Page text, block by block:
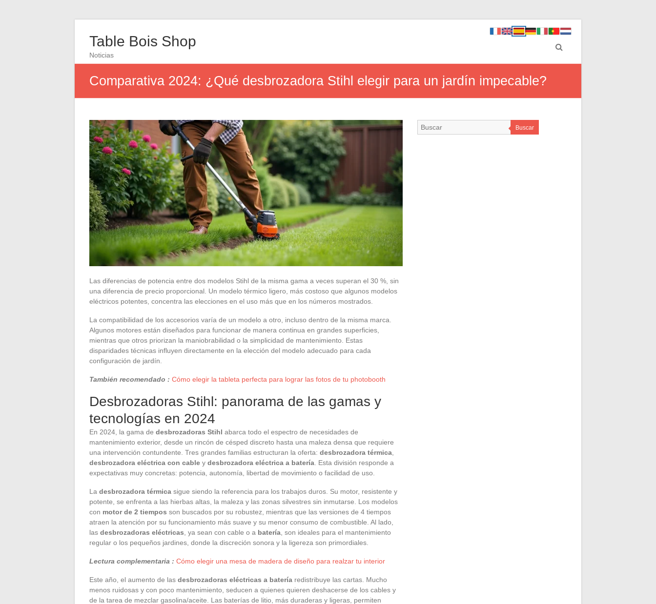
Table Bois Shop
Noticias
Comparativa 2024: ¿Qué desbrozadora Stihl elegir para un jardín impecable?
Las diferencias de potencia entre dos modelos Stihl de la misma gama a veces superan el 30 %, sin
una diferencia de precio proporcional. Un modelo térmico ligero, más costoso que algunos modelos
eléctricos potentes, concentra las elecciones en el uso más que en los números mostrados.
La compatibilidad de los accesorios varía de un modelo a otro, incluso dentro de la misma marca.
Algunos motores están diseñados para funcionar de manera continua en grandes superficies,
mientras que otros priorizan la maniobrabilidad o la simplicidad de mantenimiento. Estas
disparidades técnicas influyen directamente en la elección del modelo adecuado para cada
configuración de jardín.
También recomendado : Cómo elegir la tableta perfecta para lograr las fotos de tu photobooth
Desbrozadoras Stihl: panorama de las gamas y
tecnologías en 2024
En 2024, la gama de desbrozadoras Stihl abarca todo el espectro de necesidades de
mantenimiento exterior, desde un rincón de césped discreto hasta una maleza densa que requiere
una intervención contundente. Tres grandes familias estructuran la oferta: desbrozadora térmica
desbrozadora eléctrica con cable y desbrozadora eléctrica a batería . Esta división responde a
expectativas muy concretas: potencia, autonomía, libertad de movimiento o facilidad de uso.
La desbrozadora térmica sigue siendo la referencia para los trabajos duros. Su motor, resistente y
potente, se enfrenta a las hierbas altas, la maleza y las zonas silvestres sin inmutarse. Los modelos
con motor de 2 tiempos son buscados por su robustez, mientras que las versiones de 4 tiempos
atraen la atención por su funcionamiento más suave y su menor consumo de combustible. Al lado,
las desbrozadoras eléctricas , ya sean con cable o a batería , son ideales para el mantenimiento
regular o los pequeños jardines, donde la discreción sonora y la ligereza son primordiales.
Lectura complementaria : Cómo elegir una mesa de madera de diseño para realzar tu interior
Este año, el aumento de las desbrozadoras eléctricas a batería redistribuye las cartas. Mucho
menos ruidosas y con poco mantenimiento, seducen a quienes quieren deshacerse de los cables y
de la tarea de mezclar gasolina/aceite. Las baterías de litio, más duraderas y ligeras, permiten
Buscar